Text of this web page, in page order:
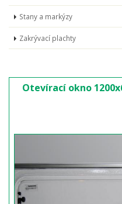
Stany a markýzy
Zakrývací plachty
Otevírací okno